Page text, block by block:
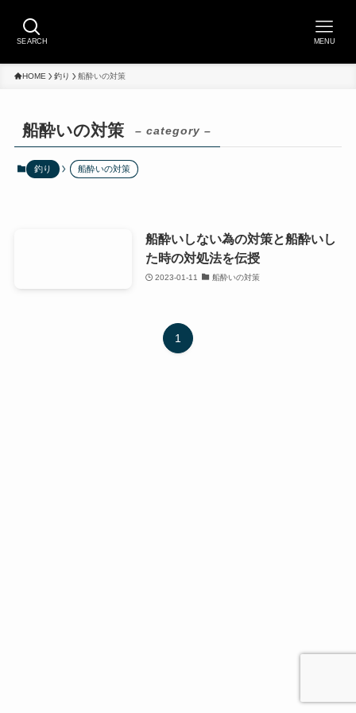
SEARCH MENU
HOME 釣り 船酔いの対策
船酔いの対策 – category –
釣り 船酔いの対策
船酔いしない為の対策と船酔いし
た時の対処法を伝授
2023-01-11 船酔いの対策
1